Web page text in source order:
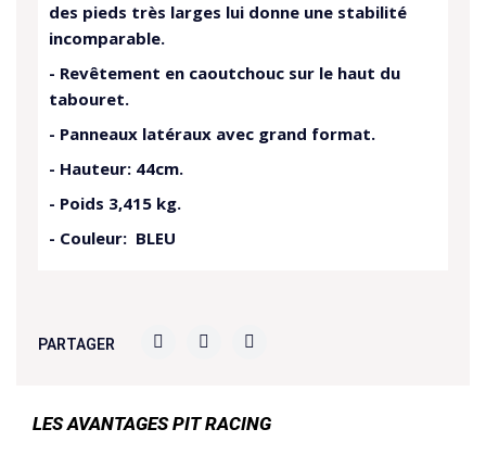
des pieds très larges lui donne une stabilité
incomparable.
- Revêtement en caoutchouc sur le haut du
tabouret.
- Panneaux latéraux avec grand format.
- Hauteur: 44cm.
- Poids 3,415 kg.
- Couleur: BLEU
PARTAGER
LES AVANTAGES PIT RACING